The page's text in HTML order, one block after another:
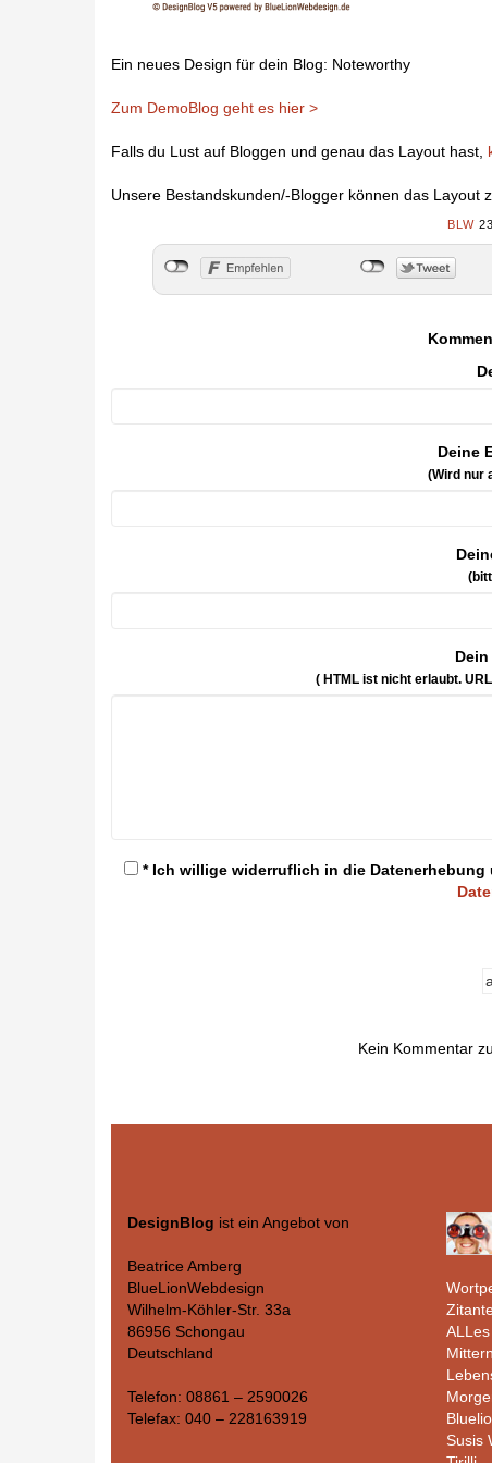
Ein neues Design für dein Blog: Noteworthy
Zum DemoBlog geht es hier >
Falls du Lust auf Bloggen und genau das Layout hast,
Unsere Bestandskunden/-Blogger können das Layout
BLW
Deine
(Wird nur
( HTML ist nicht erlaubt.
* Ich willige widerruflich in die
Kein Kommentar
DesignBlog ist ein Angebot von
Beatrice Amberg
BlueLionWebdesign
Wilhelm-Köhler-Str. 33a
86956 Schongau
Deutschland
Telefon: 08861 – 2590026
Telefax: 040 – 228163919
Susis